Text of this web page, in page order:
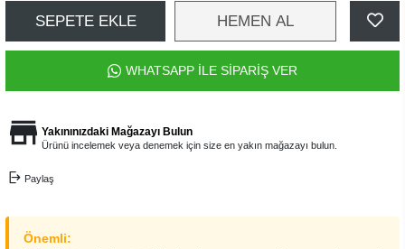
SEPETE EKLE HEMEN AL
WHATSAPP İLE SİPARİŞ VER
Yakınınızdaki Mağazayı Bulun
Ürünü incelemek veya denemek için size en yakın mağazayı bulun.
Paylaş
Önemli: